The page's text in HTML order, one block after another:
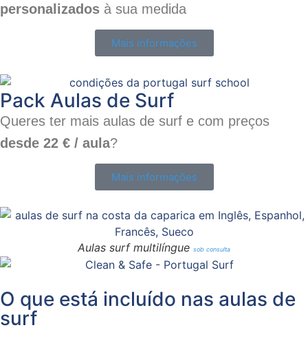
personalizados à sua medida
Mais informações
Pack Aulas de Surf
Queres ter mais aulas de surf e com preços
desde 22 € / aula?
Mais informações
Aulas surf multilíngue sob consulta
O que está incluído nas aulas de
surf